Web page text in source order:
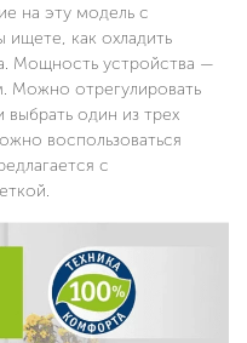
на эту модель с
как охладить
Мощность устройства —
Можно отрегулировать
один из трех
воспользоваться
с